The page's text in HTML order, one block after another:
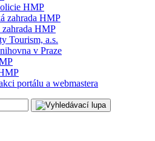
HMP
zahrada HMP
HMP
Tourism, a.s.
v Praze
portálu a webmastera